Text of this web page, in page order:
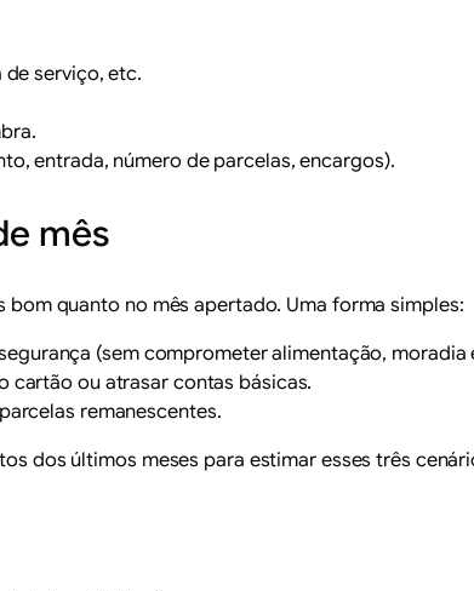
serviço, etc.
entrada, número de parcelas, encargos).
mês
quanto no mês apertado. Uma forma simples:
(sem comprometer alimentação, moradia
cartão ou atrasar contas básicas.
remanescentes.
dos últimos meses para estimar esses três